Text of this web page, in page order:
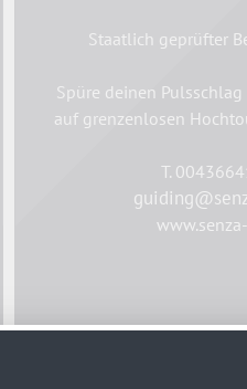
Staatlich geprüfter
Spüre deinen
auf grenzenlosen
T.